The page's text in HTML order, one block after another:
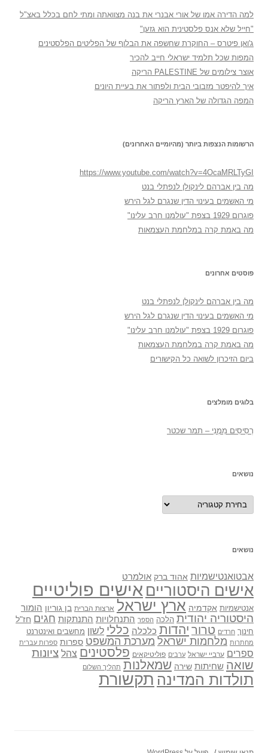
למה הדירה אמו של אורי אבנרי את בנה מצוואתה ומתי לחם בכלל באצ"ל
"חייל שלא אנס פלסטינית הוא גזען"
ג'ואן פיטרס – החוקרת שחשפה את הבלוף של הפליטים הפלסטינים
המפות שכל תלמיד ישראלי חייב להכיר
אוצר צילומים של PALESTINE הריקה
איך להיפטר מזבובי הבית ולפתור את בעיית היונים
המפה הגדולה של הארץ הריקה
הרשומות הנצפות ביותר (מהיומיים האחרונים)
https://www.youtube.com/watch?v=4OcaMRLTyGI
מה בין אברהם לינקולן לנפתלי בנט
מי האשמים בעינוי הדין שנגרם לגל הירש
פוגרום 1929 בצפת "עולמנו חרב עלינו"
מה באמת קרה במלחמת העצמאות
פוסטים אחרונים
מה בין אברהם לינקולן לנפתלי בנט
מי האשמים בעינוי הדין שנגרם לגל הירש
פוגרום 1929 בצפת "עולמנו חרב עלינו"
מה באמת קרה במלחמת העצמאות
ביום הזיכרון לשואה כל הקישורים
בלוגים מומלצים
רְסִיסִים מִמֶנִי – תמר שכטר
נושאים
נושאים
נושאים
אבטואנטישמיות אהוד ברק אולמרט
אישים היסטוריים אישים פוליטיים
אנטישמיות אקדמיה ארץ ישראל ארצות הברית בן גוריון הומור
היסטוריה יהודית הלכה הספר התנחלויות התנתקות חגים חז"ל
חינוך חרדים טרור יהדות כלכלה כללי לשון מחשבים ואינטרנט
מחתרות מלחמות ישראל מערכת המשפט ספרות ספרות עברית
ספרים ערביי ישראל ערבים פוליטיקאים פלסטינים צהל ציונות
שואה שחיתות שירה שמאלנות תהליך השלום
תולדות המדינה תקשורת